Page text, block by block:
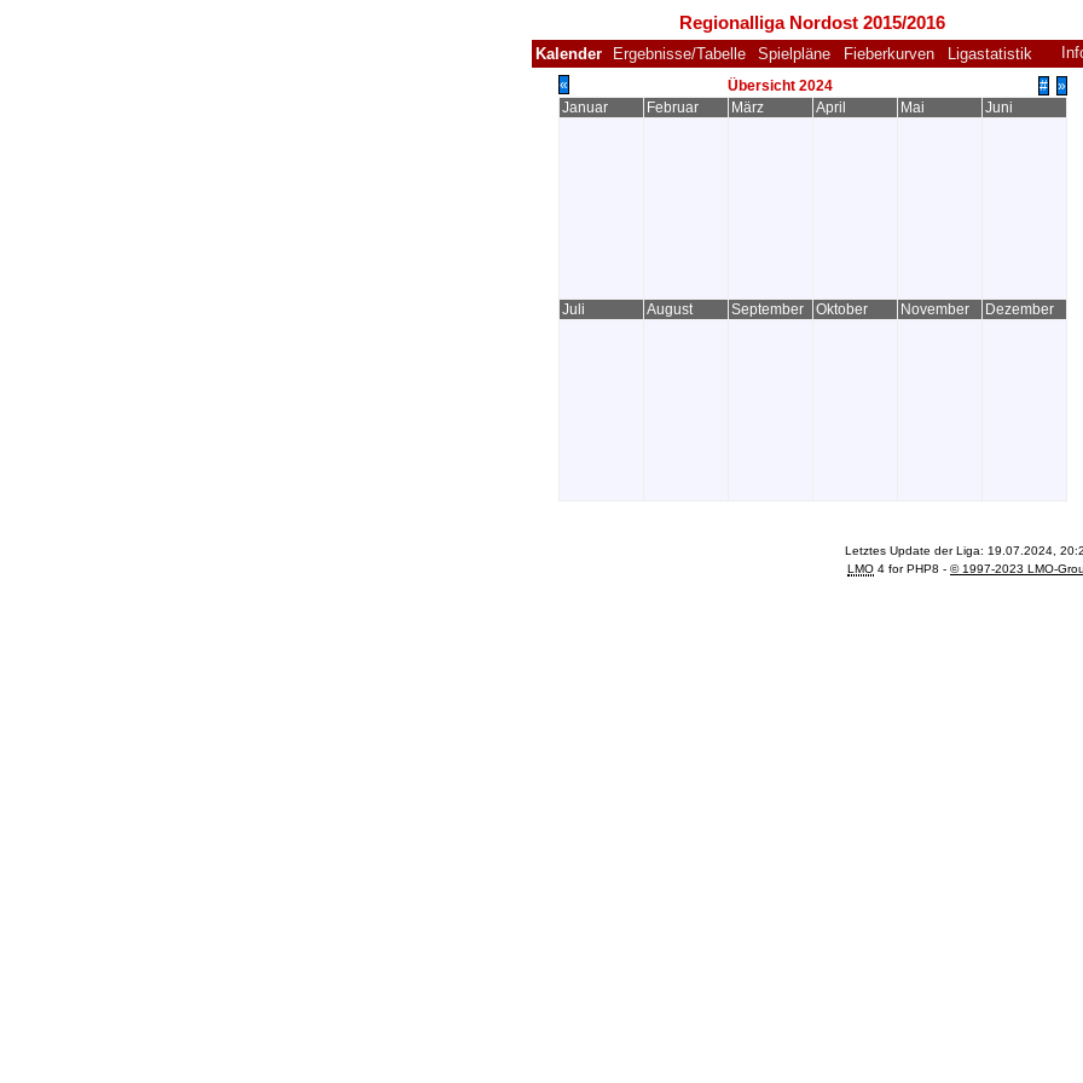
Regionalliga Nordost 2015/2016
Kalender Ergebnisse/Tabelle Spielpläne Fieberkurven Ligastatistik
« Übersicht 2024 #
»
Januar
Februar März April Mai Juni
Juli August September Oktober November Dezember
Letztes Update der Liga: 19.07.2024,
LMO 4 for PHP8 - © 1997-2023 LMO-